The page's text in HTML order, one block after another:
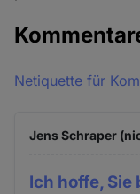
Netiquette für
Jens Schraper
Ich hoffe,